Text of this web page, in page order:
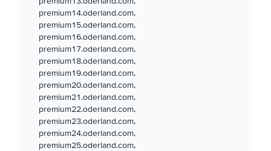
premium14.oderland.com,
premium15.oderland.com,
premium16.oderland.com,
premium17.oderland.com,
premium18.oderland.com,
premium19.oderland.com,
premium20.oderland.com,
premium21.oderland.com,
premium22.oderland.com,
premium23.oderland.com,
premium24.oderland.com,
premium25.oderland.com,